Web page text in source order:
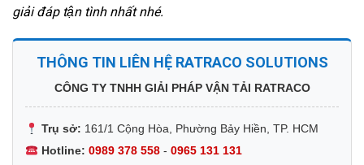
giải đáp tận tình nhất nhé.
THÔNG TIN LIÊN HỆ RATRACO SOLUTIONS
CÔNG TY TNHH GIẢI PHÁP VẬN TẢI RATRACO
Trụ sở: 161/1 Cộng Hòa, Phường Bảy Hiền, TP. HCM
Hotline: 0989 378 558- 0965 131 131